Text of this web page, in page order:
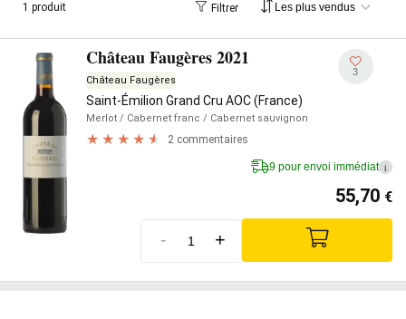
1 produit Filtrer
Château Faugères 2021
Château Faugères
Saint-Émilion Grand Cru AOC (France)
Merlot / Cabernet franc / Cabernet sauvignon
2 commentaires
3
9 pour envoi immédiat i
55,70 €
- +